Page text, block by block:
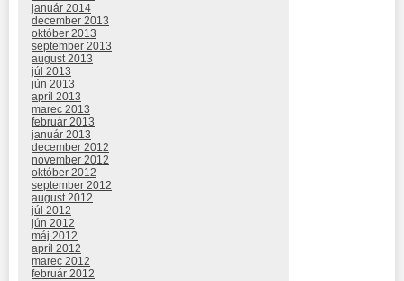
január 2014
december 2013
október 2013
september 2013
august 2013
júl 2013
jún 2013
apríl 2013
marec 2013
február 2013
január 2013
december 2012
november 2012
október 2012
september 2012
august 2012
júl 2012
jún 2012
máj 2012
apríl 2012
marec 2012
február 2012